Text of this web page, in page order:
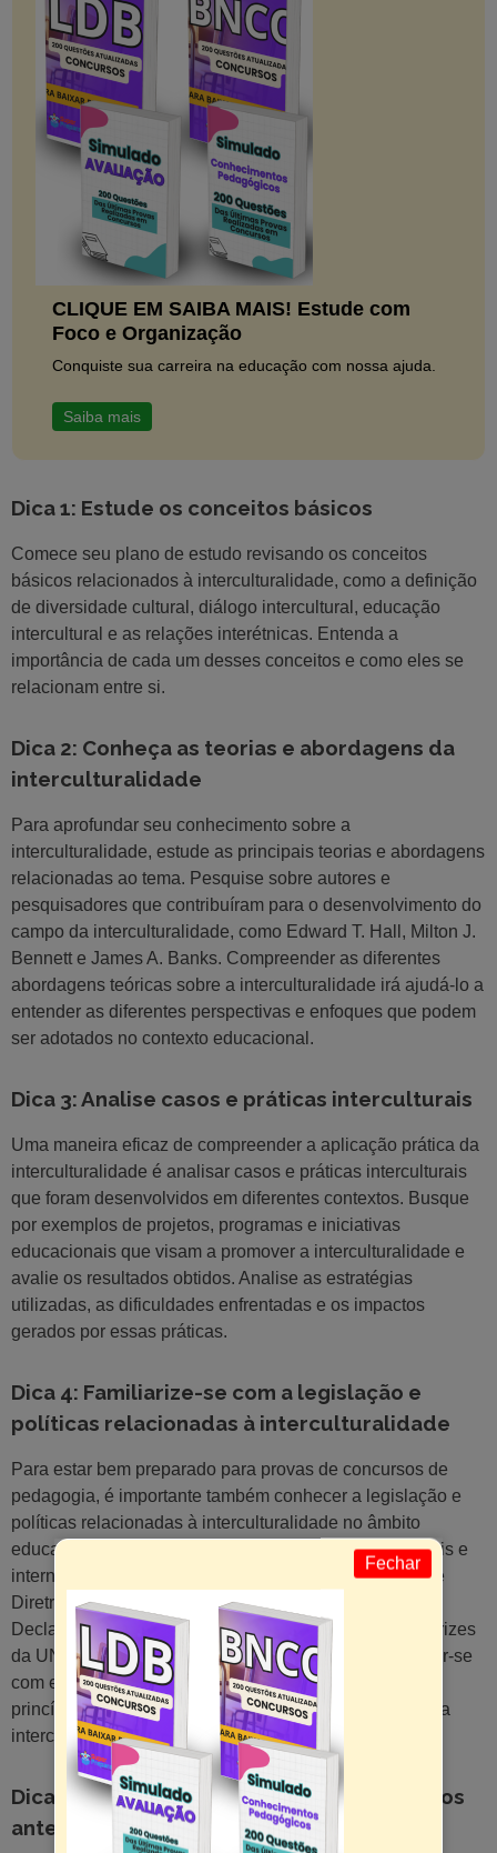
CLIQUE EM SAIBA MAIS! Estude com
Foco e Organização
Conquiste sua carreira na educação com nossa ajuda.
Saiba mais
Dica 1: Estude os conceitos básicos
Comece seu plano de estudo revisando os conceitos
básicos relacionados à interculturalidade, como a definição
de diversidade cultural, diálogo intercultural, educação
intercultural e as relações interétnicas. Entenda a
importância de cada um desses conceitos e como eles se
relacionam entre si.
Dica 2: Conheça as teorias e abordagens da
interculturalidade
Para aprofundar seu conhecimento sobre a
interculturalidade, estude as principais teorias e abordagens
relacionadas ao tema. Pesquise sobre autores e
pesquisadores que contribuíram para o desenvolvimento do
campo da interculturalidade, como Edward T. Hall, Milton J.
Bennett e James A. Banks. Compreender as diferentes
abordagens teóricas sobre a interculturalidade irá ajudá-lo a
entender as diferentes perspectivas e enfoques que podem
ser adotados no contexto educacional.
Dica 3: Analise casos e práticas interculturais
Uma maneira eficaz de compreender a aplicação prática da
interculturalidade é analisar casos e práticas interculturais
que foram desenvolvidos em diferentes contextos. Busque
por exemplos de projetos, programas e iniciativas
educacionais que visam a promover a interculturalidade e
avalie os resultados obtidos. Analise as estratégias
utilizadas, as dificuldades enfrentadas e os impactos
gerados por essas práticas.
Dica 4: Familiarize-se com a legislação e
políticas relacionadas à interculturalidade
Para estar bem preparado para provas de concursos de
pedagogia, é importante também conhecer a legislação e
políticas relacionadas à interculturalidade no âmbito
educacional. Informe-se sobre os documentos nacionais e
internacionais que versam sobre o tema, como a Lei de
Diretrizes e Bases da Educação Nacional (LDB), a
Declaração Universal dos Direitos Humanos e as diretrizes
da UNESCO para a educação intercultural. Familiarizar-se
com esses documentos irá ajudá-lo a compreender os
princípios e diretrizes que orientam a implementação da
interculturalidade nas políticas educacionais.
Dica 5: Pratique com questões de concursos
anteriores
Fechar